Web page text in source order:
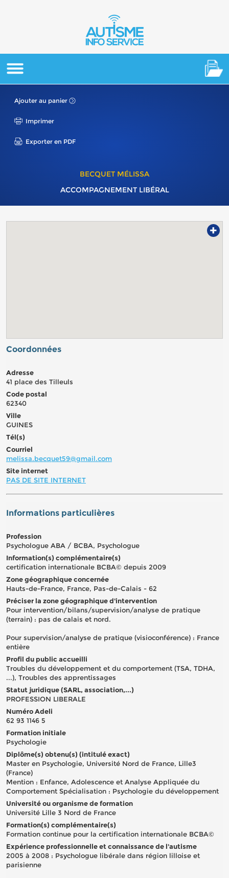
Ajouter au panier
Imprimer
Exporter en PDF
BECQUET MÉLISSA
ACCOMPAGNEMENT LIBÉRAL
+
Coordonnées
Adresse
41 place des Tilleuls
Code postal
62340
Ville
GUINES
Tél(s)
Courriel
melissa.becquet59@gmail.com
Site internet
PAS DE SITE INTERNET
Informations particulières
Profession
Psychologue ABA / BCBA, Psychologue
Information(s) complémentaire(s)
certification internationale BCBA© depuis 2009
Zone géographique concernée
Hauts-de-France, France, Pas-de-Calais - 62
Préciser la zone géographique d'intervention
Pour intervention/bilans/supervision/analyse de pratique
(terrain) : pas de calais et nord.
Pour supervision/analyse de pratique (visioconférence) : France
entière
Profil du public accueilli
Troubles du développement et du comportement (TSA, TDHA,
...), Troubles des apprentissages
Statut juridique (SARL, association,...)
PROFESSION LIBERALE
Numéro Adeli
62 93 1146 5
Formation initiale
Psychologie
Diplôme(s) obtenu(s) (intitulé exact)
Master en Psychologie, Université Nord de France, Lille3
(France)
Mention : Enfance, Adolescence et Analyse Appliquée du
Comportement Spécialisation : Psychologie du développement
Université ou organisme de formation
Université Lille 3 Nord de France
Formation(s) complémentaire(s)
Formation continue pour la certification internationale BCBA©
Expérience professionnelle et connaissance de l'autisme
2005 à 2008 : Psychologue libérale dans région lilloise et
parisienne